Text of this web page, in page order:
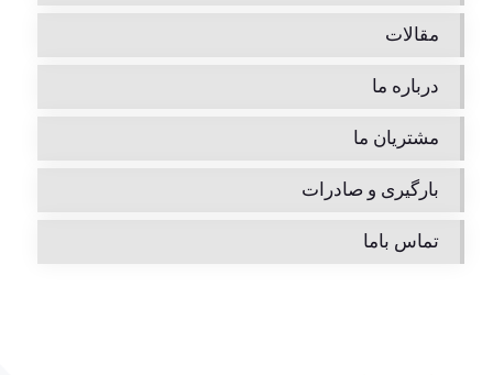
مقالات
درباره ما
مشتریان ما
بارگیری و صادرات
تماس باما